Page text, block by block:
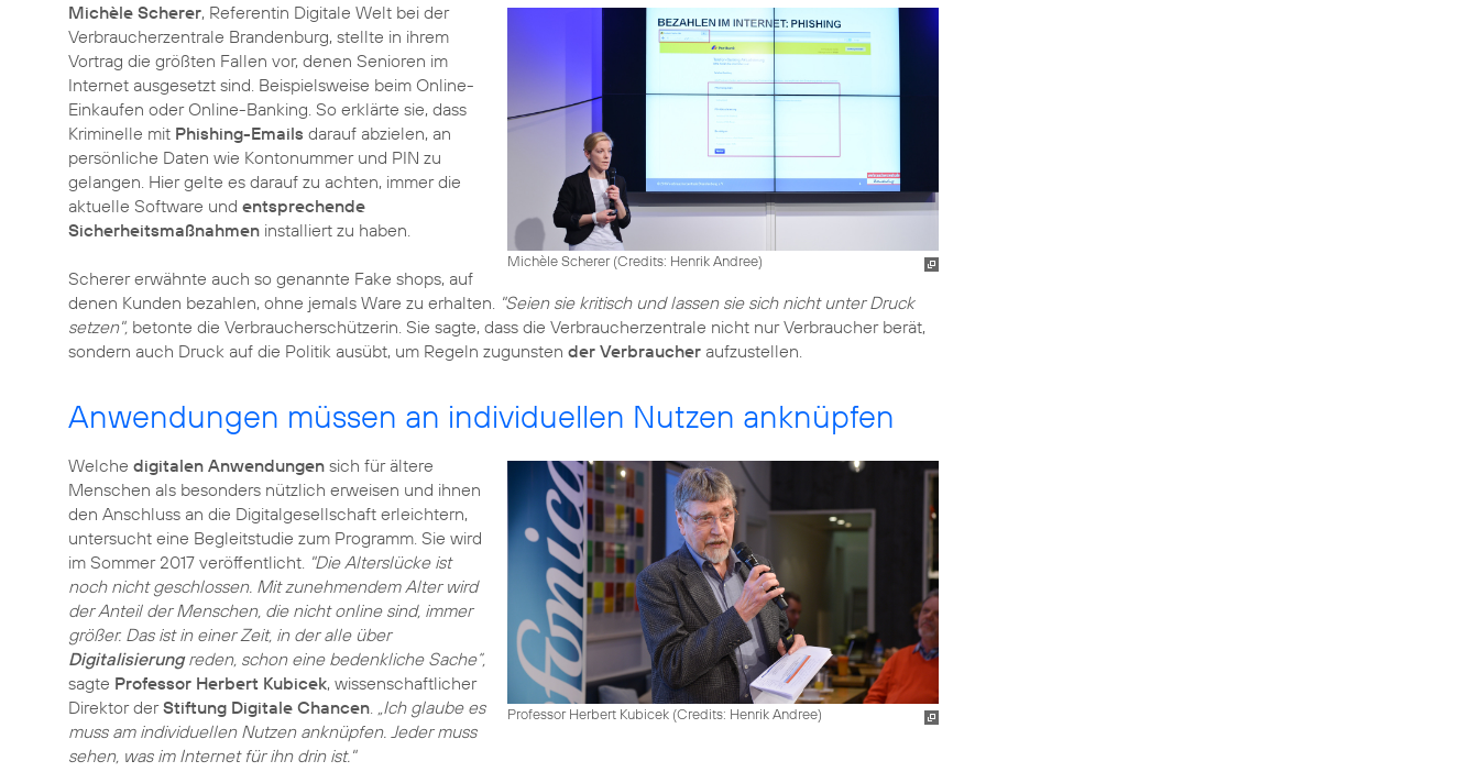
Michèle Scherer (Credits: Henrik Andree)
Michèle Scherer, Referentin Digitale Welt bei der
Verbraucherzentrale Brandenburg, stellte in ihrem
Vortrag die größten Fallen vor, denen Senioren im
Internet ausgesetzt sind. Beispielsweise beim Online-
Einkaufen oder Online-Banking. So erklärte sie, dass
Kriminelle mit Phishing-Emails darauf abzielen, an
persönliche Daten wie Kontonummer und PIN zu
gelangen. Hier gelte es darauf zu achten, immer die
aktuelle Software und entsprechende
Sicherheitsmaßnahmen installiert zu haben.
Scherer erwähnte auch so genannte Fake shops, auf
denen Kunden bezahlen, ohne jemals Ware zu erhalten. "Seien sie kritisch und lassen sie sich nicht unter Druck
setzen", betonte die Verbraucherschützerin. Sie sagte, dass die Verbraucherzentrale nicht nur Verbraucher berät,
sondern auch Druck auf die Politik ausübt, um Regeln zugunsten der Verbraucher aufzustellen.
Anwendungen müssen an individuellen Nutzen anknüpfen
Professor Herbert Kubicek (Credits: Henrik Andree)
Welche digitalen Anwendungen sich für ältere
Menschen als besonders nützlich erweisen und ihnen
den Anschluss an die Digitalgesellschaft erleichtern,
untersucht eine Begleitstudie zum Programm. Sie wird
im Sommer 2017 veröffentlicht. "Die Alterslücke ist
noch nicht geschlossen. Mit zunehmendem Alter wird
der Anteil der Menschen, die nicht online sind, immer
größer. Das ist in einer Zeit, in der alle über
Digitalisierungreden, schon eine bedenkliche Sache“,
sagte Professor Herbert Kubicek, wissenschaftlicher
Direktor derStiftung Digitale Chancen. „Ich glaube es
muss am individuellen Nutzen anknüpfen. Jeder muss
sehen, was im Internet für ihn drin ist."